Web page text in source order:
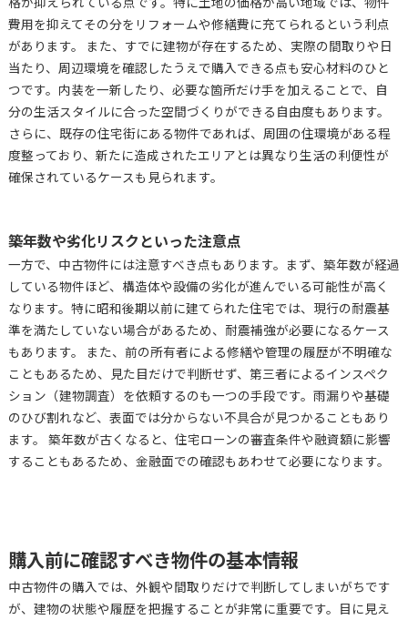
費用を抑えてその分をリフォームや修繕費に充てられるという利点
があります。 また、すでに建物が存在するため、実際の間取りや日
当たり、周辺環境を確認したうえで購入できる点も安心材料のひと
つです。内装を一新したり、必要な箇所だけ手を加えることで、自
分の生活スタイルに合った空間づくりができる自由度もあります。
さらに、既存の住宅街にある物件であれば、周囲の住環境がある程
度整っており、新たに造成されたエリアとは異なり生活の利便性が
確保されているケースも見られます。
築年数や劣化リスクといった注意点
一方で、中古物件には注意すべき点もあります。まず、築年数が経過
している物件ほど、構造体や設備の劣化が進んでいる可能性が高く
なります。特に昭和後期以前に建てられた住宅では、現行の耐震基
準を満たしていない場合があるため、耐震補強が必要になるケース
もあります。 また、前の所有者による修繕や管理の履歴が不明確な
こともあるため、見た目だけで判断せず、第三者によるインスペク
ション（建物調査）を依頼するのも一つの手段です。雨漏りや基礎
のひび割れなど、表面では分からない不具合が見つかることもあり
ます。 築年数が古くなると、住宅ローンの審査条件や融資額に影響
することもあるため、金融面での確認もあわせて必要になります。
購入前に確認すべき物件の基本情報
中古物件の購入では、外観や間取りだけで判断してしまいがちです
が、建物の状態や履歴を把握することが非常に重要です。目に見え